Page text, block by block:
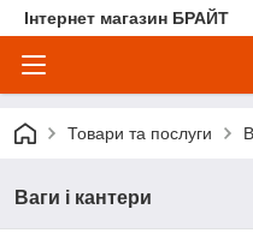
Інтернет магазин БРАЙТ
Товари та послуги
Ваги і кантери